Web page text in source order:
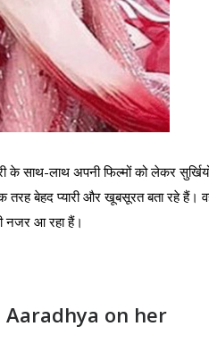
के साथ-लाथ अपनी फिल्मों को लेकर
तरह बेहद प्यारी और खूबसूरत बता रहे हैं।
नजर आ रहा हैं।
on her